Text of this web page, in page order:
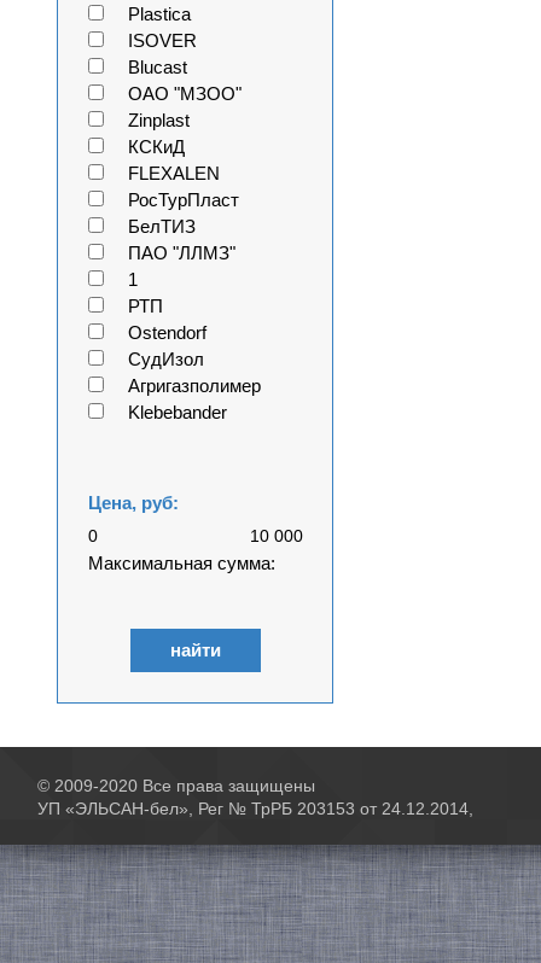
Plastica
ISOVER
Blucast
ОАО "МЗОО"
Zinplast
КСКиД
FLEXALEN
РосТурПласт
БелТИЗ
ПАО "ЛЛМЗ"
1
РТП
Ostendorf
СудИзол
Агригазполимер
Klebebander
Цена, руб:
0 10 000
Максимальная сумма:
найти
© 2009-2020 Все права защищены
УП «ЭЛЬСАН-бел», Рег № ТрРБ 203153 от 24.12.2014,